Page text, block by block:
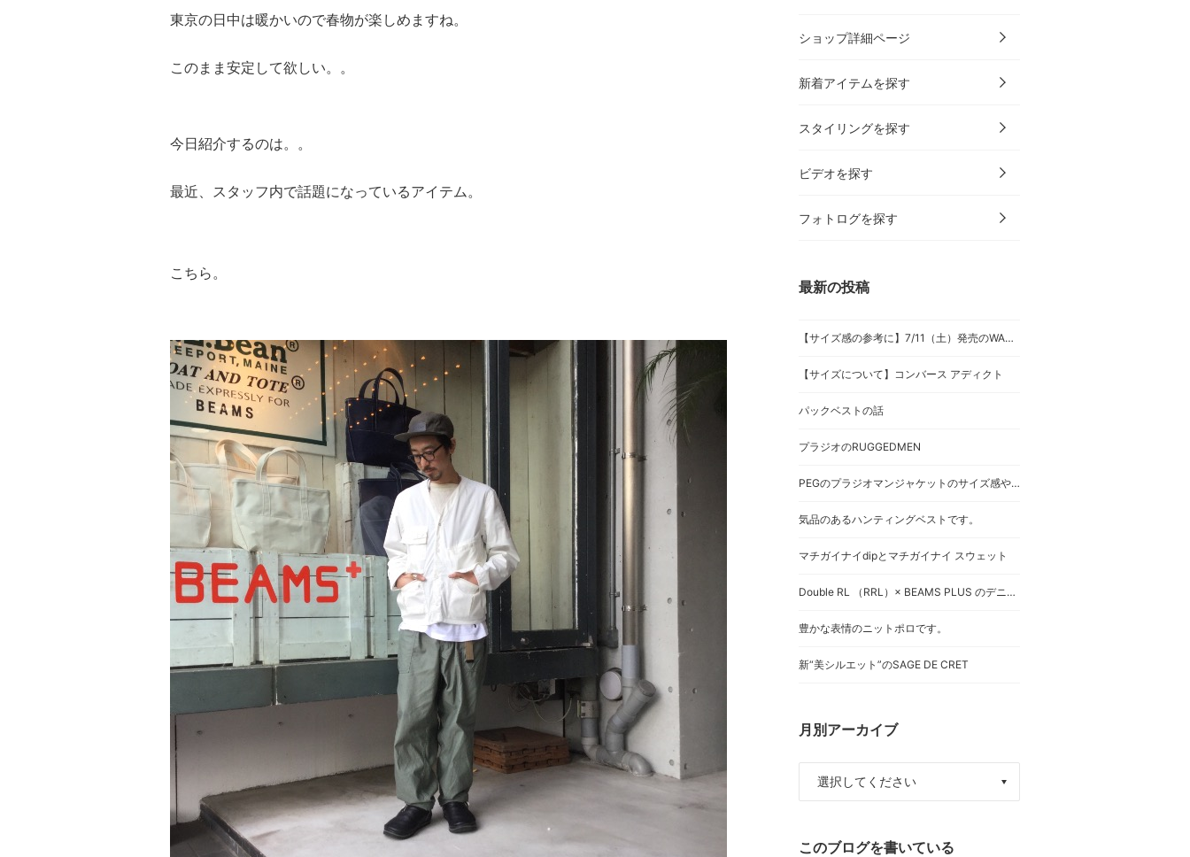
東京の日中は暖かいので春物が楽しめますね。
このまま安定して欲しい。。
今日紹介するのは。。
最近、スタッフ内で話題になっているアイテム。
こちら。
ショップ詳細ページ
新着アイテムを探す
スタイリングを探す
ビデオを探す
フォトログを探す
最新の投稿
【サイズ感の参考に】7/11（土）発売のWAREHOUSEのTシャツ
【サイズについて】コンバース アディクト
パックベストの話
プラジオのRUGGEDMEN
PEGのプラジオマンジャケットのサイズ感やディテールを☺︎⤴︎
気品のあるハンティングベストです。
マチガイナイdipとマチガイナイ スウェット
Double RL （RRL）× BEAMS PLUS のデニムとサイズ感
豊かな表情のニットポロです。
新“美シルエット”のSAGE DE CRET
月別アーカイブ
このブログを書いている